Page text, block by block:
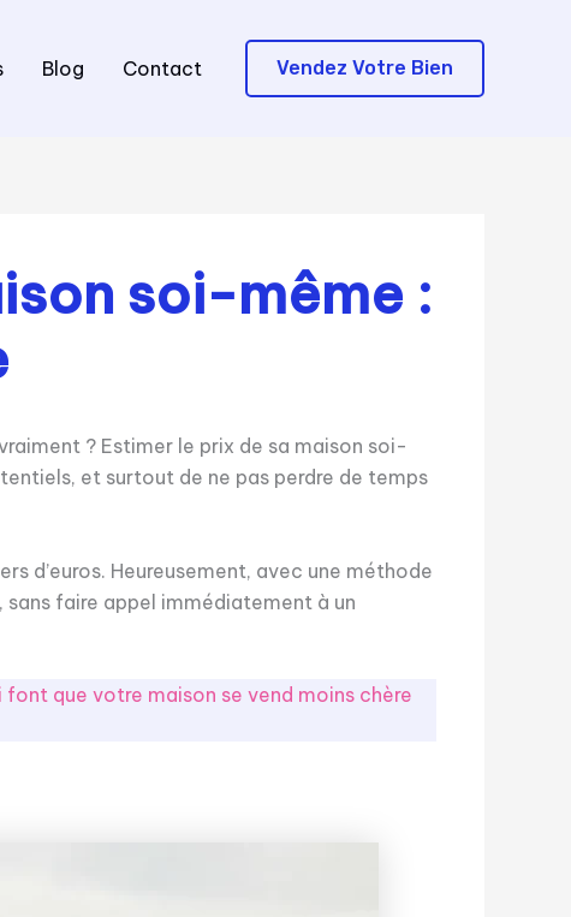
Blog Contact Vendez Votre Bien
soi-même :
? Estimer le prix de sa maison soi-
et surtout de ne pas perdre de temps
d’euros. Heureusement, avec une méthode
faire appel immédiatement à un
font que votre maison se vend moins chère